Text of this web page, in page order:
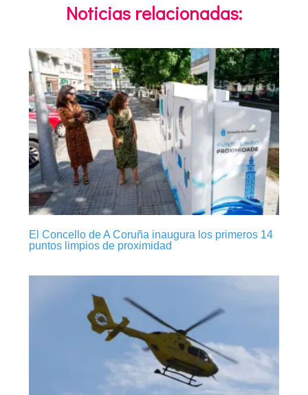
Noticias relacionadas:
El Concello de A Coruña inaugura los primeros 14
puntos limpios de proximidad